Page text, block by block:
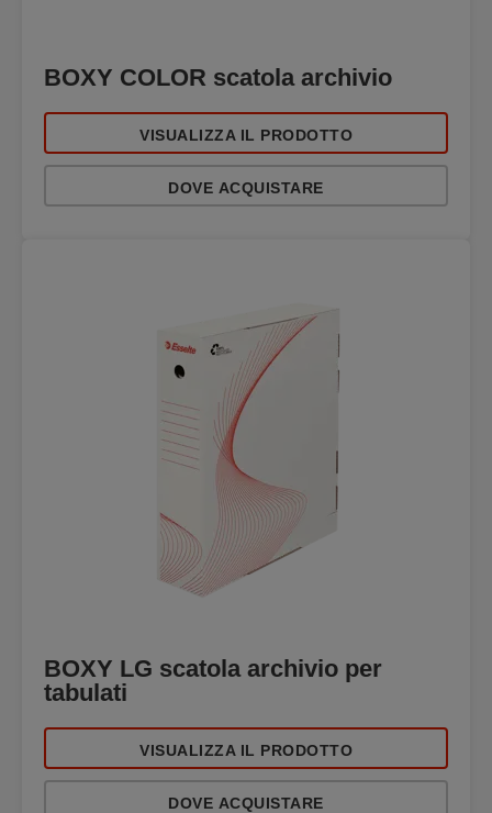
BOXY COLOR scatola archivio
VISUALIZZA IL PRODOTTO
DOVE ACQUISTARE
BOXY LG scatola archivio per
tabulati
VISUALIZZA IL PRODOTTO
DOVE ACQUISTARE